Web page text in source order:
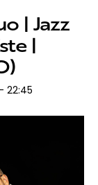
| Jazz
|
- 22:45